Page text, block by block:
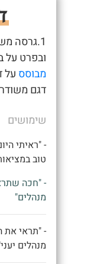
1.גרסה
ובפרט על
מבוסס על
דגם
שימושים
- "ראיתי
טוב
- "חכה
מנהלים"
- "תראי את
מנהלים